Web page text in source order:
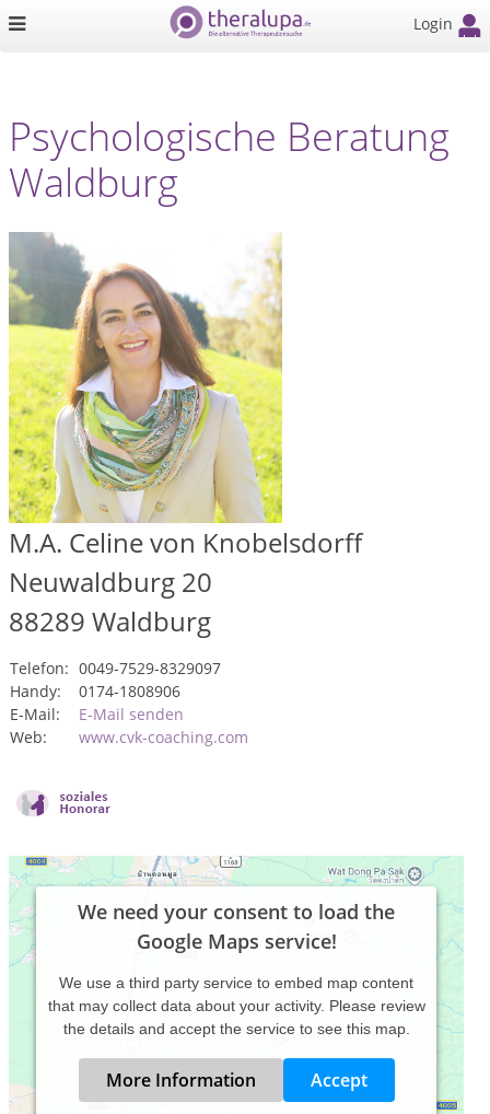
Login
Psychologische Beratung
Waldburg
M.A. Celine von Knobelsdorff
Neuwaldburg 20
88289 Waldburg
Telefon: 0049-7529-8329097
Handy:
0174-1808906
E-Mail:
E-Mail senden
Web:
www.cvk-coaching.com
We need your consent to load the
Google Maps service!
We use a third party service to embed map content
that may collect data about your activity. Please review
the details and accept the service to see this map.
More Information Accept